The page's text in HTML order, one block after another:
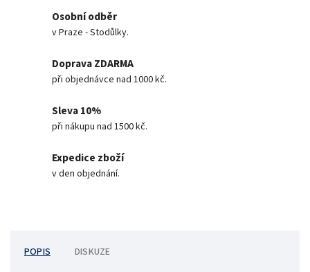
Osobní odběr
v Praze - Stodůlky.
Doprava ZDARMA
při objednávce nad 1000 kč.
Sleva 10%
při nákupu nad 1500 kč.
Expedice zboží
v den objednání.
POPIS DISKUZE